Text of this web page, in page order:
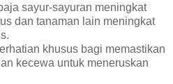
sayur-sayuran meningkat
dan tanaman lain meningkat
khusus bagi memastikan
kecewa untuk meneruskan